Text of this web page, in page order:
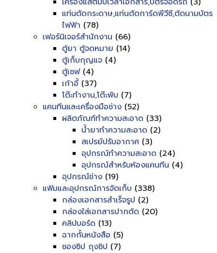
แท่นตัดกระดาษ,แท่นตัดการ์ดพีวีซี,ตัดนามบัตร
ไฟฟ้า (78)
เฟอร์นิเจอร์สำนักงาน (66)
ตู้ยา ตู้จดหมาย (14)
ตู้เก็บกุญแจ (4)
ตู้เซฟ(4)
เก้าอี้ (37)
โต๊ะทำงาน,โต๊ะพับ (7)
แคนทีนและเครื่องมือช่าง (52)
ผลิตภัณฑ์ทำความสะอาด (33)
น้ำยาทำความสะอาด (2)
สเปรย์ปรับอากาศ (3)
อุปกรณ์ทำความสะอาด (24)
อุปกรณ์สำหรับห้องแคนทีน (4)
อุปกรณ์ช่าง (19)
แฟ้มและอุปกรณ์การจัดเก็บ (338)
กล่องเอกสารสำเร็จรูป (2)
กล่องใส่เอกสารปากตัด (20)
คลิปบอร์ด (13)
ฉากกั้นหนังสือ (5)
ซองซิป ถุงซิป (7)